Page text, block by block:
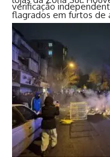
flagrados em furtos de
novos nomes
pergunta que ecoa é:
transformar
Até quando?
Enquanto
prejuízos e
gelo, tentando conter
da falta de punição
mostra resultados,
verificação